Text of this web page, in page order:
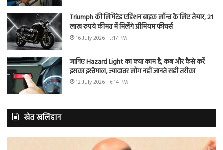
Triumph की लिमिटेड एडिशन बाइक लॉन्च के लिए तैयार, 21
लाख रुपये कीमत में मिलेंगे प्रीमियम फीचर्स
16 July 2026 - 3:17 PM
जानिए Hazard Light का क्या काम है, कब और कैसे करें
इसका इस्तेमाल, ज्यादातर लोग नहीं जानते सही तरीका
12 July 2026 - 6:14 PM
खेत खलिहान